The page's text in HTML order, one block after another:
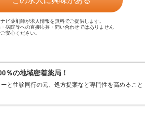
ビ薬剤師が求人情報を無料でご提供します。
病院等への直接応募・問い合わせではありません
安心ください。
％の地域密着薬局！
と往診同行の元、処方提案など専門性を高めること